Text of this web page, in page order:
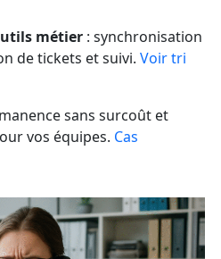
métier : synchronisation
de tickets et suivi.Voir tri
sans surcoût et
vos équipes. Cas